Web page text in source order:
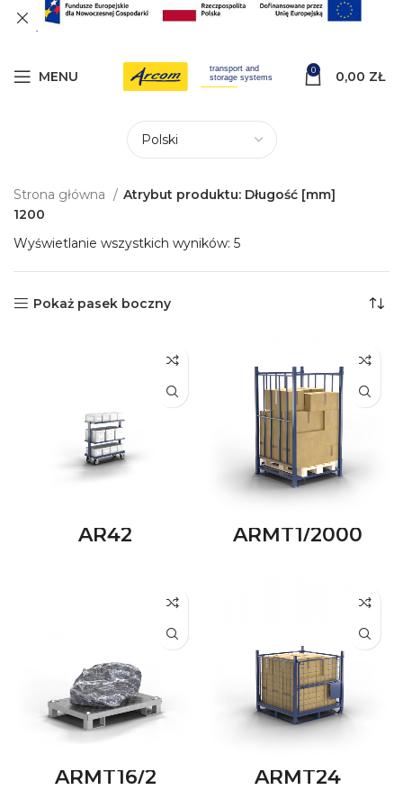
MENU 0 0,00 ZŁ
Strona główna
Atrybut produktu: Długość [mm]
1200
Wyświetlanie wszystkich wyników: 5
Pokaż pasek boczny
AR42 ARMT1/2000
ARMT16/2 ARMT24